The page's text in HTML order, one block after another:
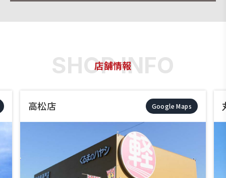
店舗情報
高松店 Google Maps